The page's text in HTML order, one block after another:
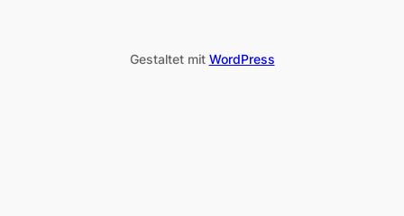
Gestaltet mit WordPress